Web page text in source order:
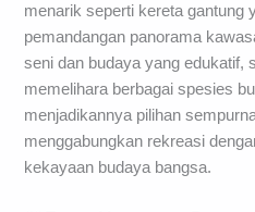
menarik seperti kereta gantung
pemandangan panorama
seni dan budaya yang edukatif,
memelihara berbagai spesies
menjadikannya pilihan
menggabungkan rekreasi
kekayaan budaya bangsa.